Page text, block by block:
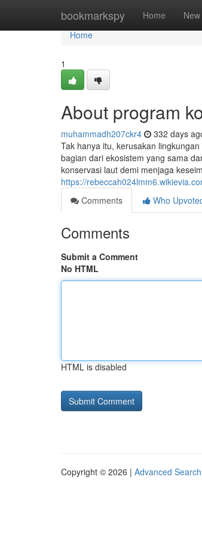
bookmarkspy Home New
Home
Home
1
About program
muhammadh207ckr4 332 days
Tak hanya itu, kerusakan
bagian dari ekosistem yang sama
konservasi laut demi menjaga
https://
Comments
Who
Comments
Submit a Comment
No HTML
HTML is disabled
Copyright © 2026 | Advanced Search